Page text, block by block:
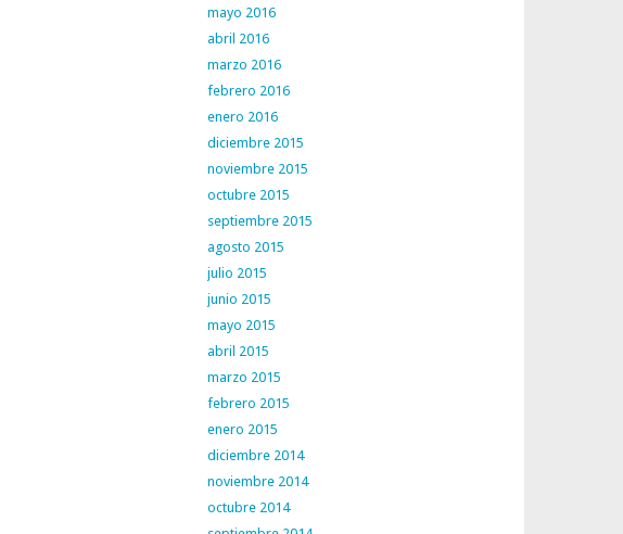
mayo 2016
abril 2016
marzo 2016
febrero 2016
enero 2016
diciembre 2015
noviembre 2015
octubre 2015
septiembre 2015
agosto 2015
julio 2015
junio 2015
mayo 2015
abril 2015
marzo 2015
febrero 2015
enero 2015
diciembre 2014
noviembre 2014
octubre 2014